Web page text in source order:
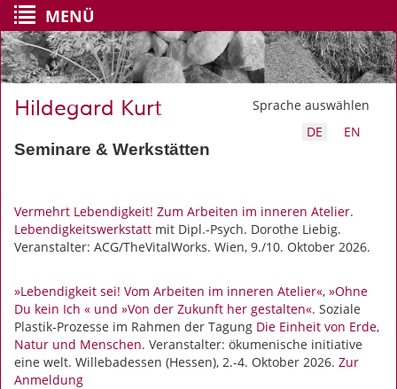
MENÜ
Hildegard Kurt
Sprache auswählen
DE
EN
Seminare & Werkstätten
Vermehrt Lebendigkeit! Zum Arbeiten im inneren Atelier.
Lebendigkeitswerkstatt mit Dipl.-Psych. Dorothe Liebig.
Veranstalter: ACG/TheVitalWorks. Wien, 9./10. Oktober 2026.
»Lebendigkeit sei! Vom Arbeiten im inneren Atelier«, »Ohne
Du kein Ich « und »Von der Zukunft her gestalten«. Soziale
Plastik-Prozesse im Rahmen der Tagung Die Einheit von Erde,
Natur und Menschen. Veranstalter: ökumenische initiative
eine welt. Willebadessen (Hessen), 2.-4. Oktober 2026. Zur
Anmeldung